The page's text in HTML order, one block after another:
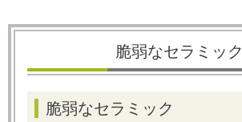
脆弱なセラミック
脆弱なセラミック